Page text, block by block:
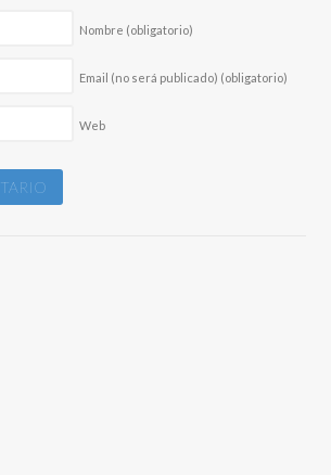
Nombre (obligatorio)
Email (no será publicado) (obligatorio)
Web